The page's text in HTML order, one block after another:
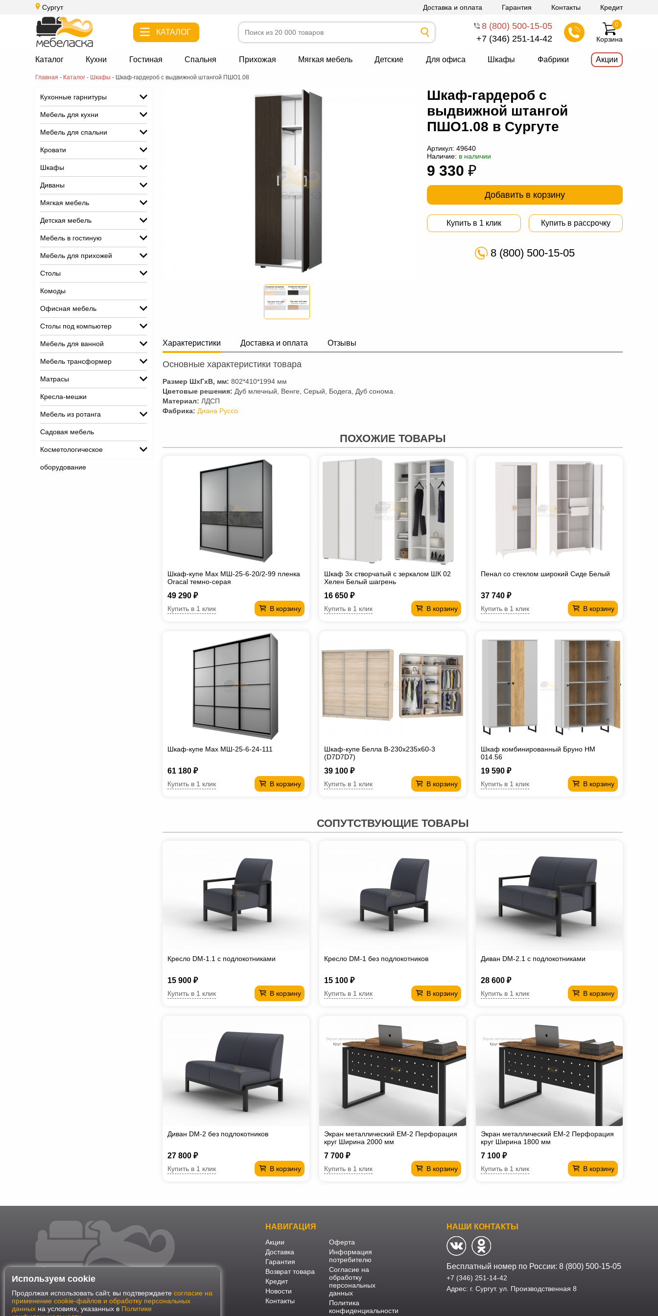
Сургут Доставка и оплата Гарантия Контакты Кредит
КАТАЛОГ
8 (800) 500-15-05
+7 (346) 251-14-42
Корзина
0
Каталог Кухни Гостиная Спальня Прихожая Мягкая мебель Детские Для офиса Шкафы Фабрики Акции
Главная - Каталог - Шкафы - Шкаф-гардероб с выдвижной штангой ПШО1.08
Кухонные гарнитуры
Мебель для кухни
Мебель для спальни
Кровати
Шкафы
Диваны
Мягкая мебель
Детская мебель
Мебель в гостиную
Мебель для прихожей
Столы
Комоды
Офисная мебель
Столы под компьютер
Мебель для ванной
Мебель трансформер
Матрасы
Кресла-мешки
Мебель из ротанга
Садовая мебель
Косметологическое
оборудование
Шкаф-гардероб с
выдвижной штангой
ПШО1.08 в Сургуте
Артикул: 49640
Наличие: в наличии
9 330 ₽
Добавить в корзину
Купить в 1 клик Купить в рассрочку
8 (800) 500-15-05
Характеристики Доставка и оплата Отзывы
Основные характеристики товара
Размер ШхГхВ, мм: 802*410*1994 мм
Цветовые решения: Дуб млечный, Венге, Серый, Бодега, Дуб сонома.
Материал: ЛДСП
Фабрика: Диана Руссо
ПОХОЖИЕ ТОВАРЫ
Шкаф-купе Max МШ-25-6-20/2-99 пленка
Oracal темно-серая
49 290 ₽
В корзину
Купить в 1 клик
Шкаф 3х створчатый с зеркалом ШК 02
Хелен Белый шагрень
16 650 ₽
В корзину
Купить в 1 клик
Пенал со стеклом широкий Сиде Белый
37 740 ₽
В корзину
Купить в 1 клик
Шкаф-купе Max МШ-25-6-24-111
61 180 ₽
В корзину
Купить в 1 клик
Шкаф-купе Белла B-230х235х60-3
(D7D7D7)
39 100 ₽
В корзину
Купить в 1 клик
Шкаф комбинированный Бруно НМ
014.56
19 590 ₽
В корзину
Купить в 1 клик
СОПУТСТВУЮЩИЕ ТОВАРЫ
Кресло DM-1.1 с подлокотниками
15 900 ₽
В корзину
Купить в 1 клик
Кресло DM-1 без подлокотников
15 100 ₽
В корзину
Купить в 1 клик
Диван DM-2.1 с подлокотниками
28 600 ₽
В корзину
Купить в 1 клик
Диван DM-2 без подлокотников
27 800 ₽
В корзину
Купить в 1 клик
Экран металлический EM-2 Перфорация
круг Ширина 2000 мм
7 700 ₽
В корзину
Купить в 1 клик
Экран металлический EM-2 Перфорация
круг Ширина 1800 мм
7 100 ₽
В корзину
Купить в 1 клик
НАВИГАЦИЯ
Акции
Доставка
Гарантия
Возврат товара
Кредит
Новости
Контакты
Оферта
Информация
потребителю
Согласие на
обработку
персональных
данных
Политика
конфиденциальности
НАШИ КОНТАКТЫ
Бесплатный номер по России: 8 (800) 500-15-05
+7 (346) 251-14-42
Адрес: г. Сургут. ул. Производственная 8
Используем cookie
Продолжая использовать сайт, вы подтверждаете согласие на
применение cookie-файлов и обработку персональных
данных на условиях, указанных в Политике